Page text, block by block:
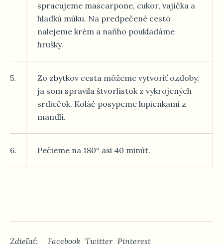
spracujeme mascarpone, cukor, vajíčka a
hladkú múku. Na predpečené cesto
nalejeme krém a naňho poukladáme
hrušky.
5.
Zo zbytkov cesta môžeme vytvoriť ozdoby,
ja som spravila štvorlístok z vykrojených
srdiečok. Koláč posypeme lupienkami z
mandlí.
6. Pečieme na 180° asi 40 minút.
Zdieľať: Facebook Twitter Pinterest